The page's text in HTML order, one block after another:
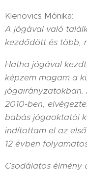
Klenovics Mónika:
A jógával való
kezdődött és több,
Hatha jógával
képzem magam a
jógairányzatokban.
2010-ben,
babás jógaoktatói
indítottam el az
12 évben
Csodálatos élmény